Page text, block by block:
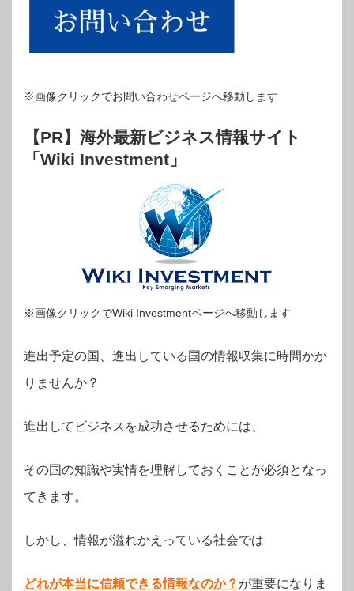
※画像クリックでお問い合わせページへ移動します
【PR】海外最新ビジネス情報サイト
「Wiki Investment」
※画像クリックでWiki Investmentページへ移動します
進出予定の国、進出している国の情報収集に時間かか
りませんか？
進出してビジネスを成功させるためには、
その国の知識や実情を理解しておくことが必須となっ
てきます。
しかし、情報が溢れかえっている社会では
どれが本当に信頼できる情報なのか？ が重要になりま